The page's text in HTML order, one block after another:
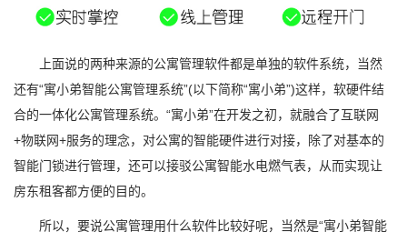
上面说的两种来源的公寓管理软件都是单独的软件系统，当然
还有“寓小弟智能公寓管理系统”(以下简称“寓小弟”)这样，软硬件结
合的一体化公寓管理系统。“寓小弟”在开发之初，就融合了互联网
+物联网+服务的理念，对公寓的智能硬件进行对接，除了对基本的
智能门锁进行管理，还可以接驳公寓智能水电燃气表，从而实现让
房东租客都方便的目的。
所以，要说公寓管理用什么软件比较好呢，当然是“寓小弟智能